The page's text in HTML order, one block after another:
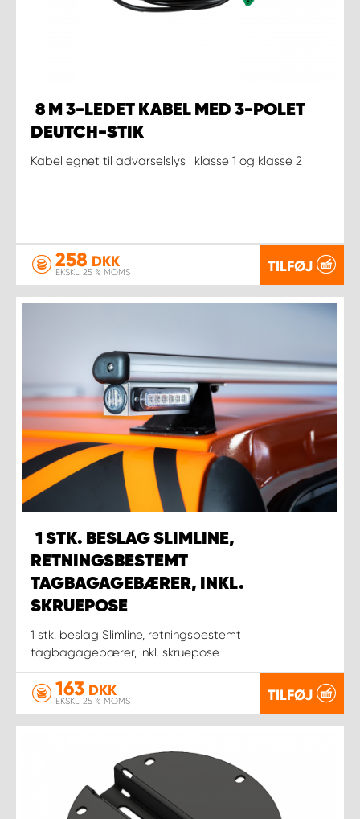
8 M 3-LEDET KABEL MED 3-POLET
DEUTCH-STIK
Kabel egnet til advarselslys i klasse 1 og klasse 2
258 DKK
EKSKL. 25 % MOMS TILFØJ
1 STK. BESLAG SLIMLINE,
RETNINGSBESTEMT
TAGBAGAGEBÆRER, INKL.
SKRUEPOSE
1 stk. beslag Slimline, retningsbestemt
tagbagagebærer, inkl. skruepose
163 DKK
EKSKL. 25 % MOMS TILFØJ